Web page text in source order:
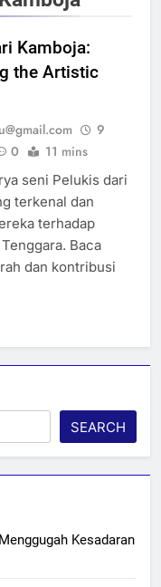
Kamboja:
the Artistic
9
0 11 mins
seni Pelukis dari
terkenal dan
terhadap
Baca
dan kontribusi
SEARCH
Kesadaran